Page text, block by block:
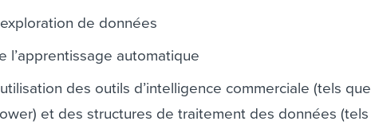
de données
l’apprentissage automatique
des outils d’intelligence commerciale (tels que
et des structures de traitement des données (tels